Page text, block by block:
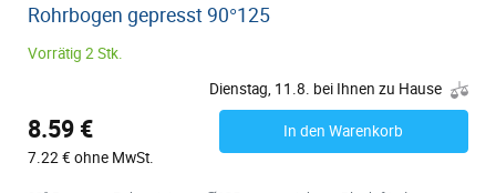
Rohrbogen gepresst 90°125
Vorrätig 2 Stk.
Dienstag, 11.8. bei Ihnen zu Hause
8.59 €
7.22 € ohne MwSt.
In den Warenkorb